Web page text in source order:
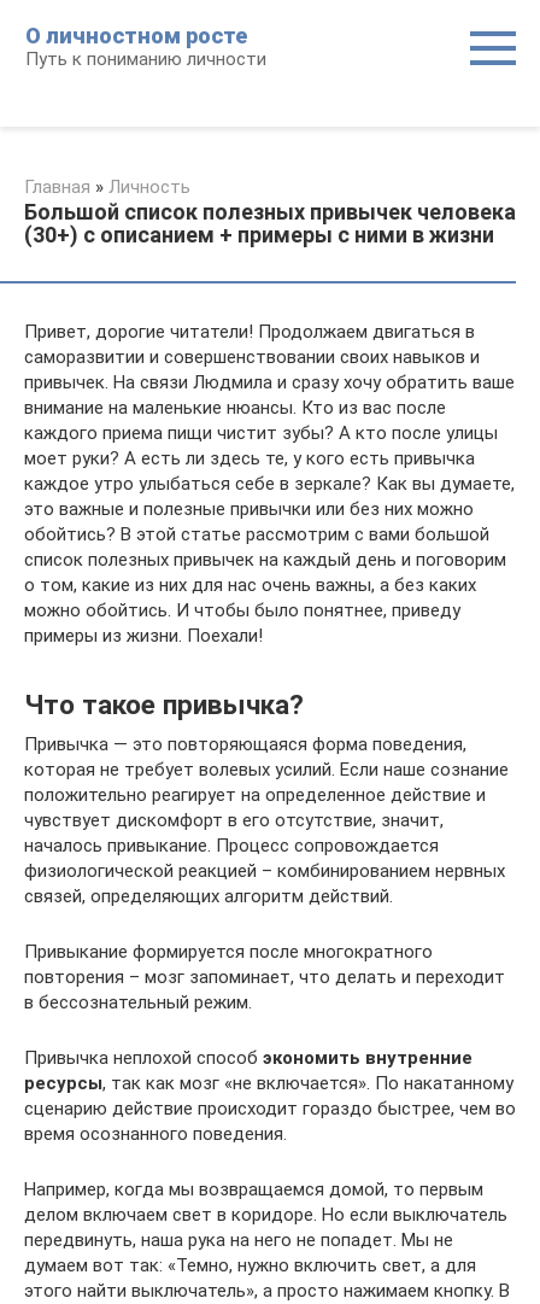
контенту
О личностном росте
Путь к пониманию личности
Главная » Личность
Большой список полезных привычек человека
(30+) с описанием + примеры с ними в жизни
Привет, дорогие читатели! Продолжаем двигаться в
саморазвитии и совершенствовании своих навыков и
привычек. На связи Людмила и сразу хочу обратить ваше
внимание на маленькие нюансы. Кто из вас после
каждого приема пищи чистит зубы? А кто после улицы
моет руки? А есть ли здесь те, у кого есть привычка
каждое утро улыбаться себе в зеркале? Как вы думаете,
это важные и полезные привычки или без них можно
обойтись? В этой статье рассмотрим с вами большой
список полезных привычек на каждый день и поговорим
о том, какие из них для нас очень важны, а без каких
можно обойтись. И чтобы было понятнее, приведу
примеры из жизни. Поехали!
Что такое привычка?
Привычка — это повторяющаяся форма поведения,
которая не требует волевых усилий. Если наше сознание
положительно реагирует на определенное действие и
чувствует дискомфорт в его отсутствие, значит,
началось привыкание. Процесс сопровождается
физиологической реакцией – комбинированием нервных
связей, определяющих алгоритм действий.
Привыкание формируется после многократного
повторения – мозг запоминает, что делать и переходит
в бессознательный режим.
Привычка неплохой способ экономить внутренние
ресурсы, так как мозг «не включается». По накатанному
сценарию действие происходит гораздо быстрее, чем во
время осознанного поведения.
Например, когда мы возвращаемся домой, то первым
делом включаем свет в коридоре. Но если выключатель
передвинуть, наша рука на него не попадет. Мы не
думаем вот так: «Темно, нужно включить свет, а для
этого найти выключатель», а просто нажимаем кнопку. В